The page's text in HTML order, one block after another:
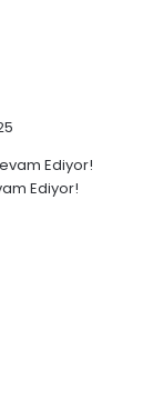
Ediyor!